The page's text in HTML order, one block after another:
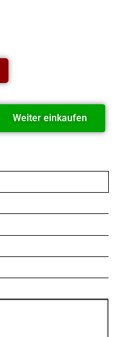
Weiter einkaufen